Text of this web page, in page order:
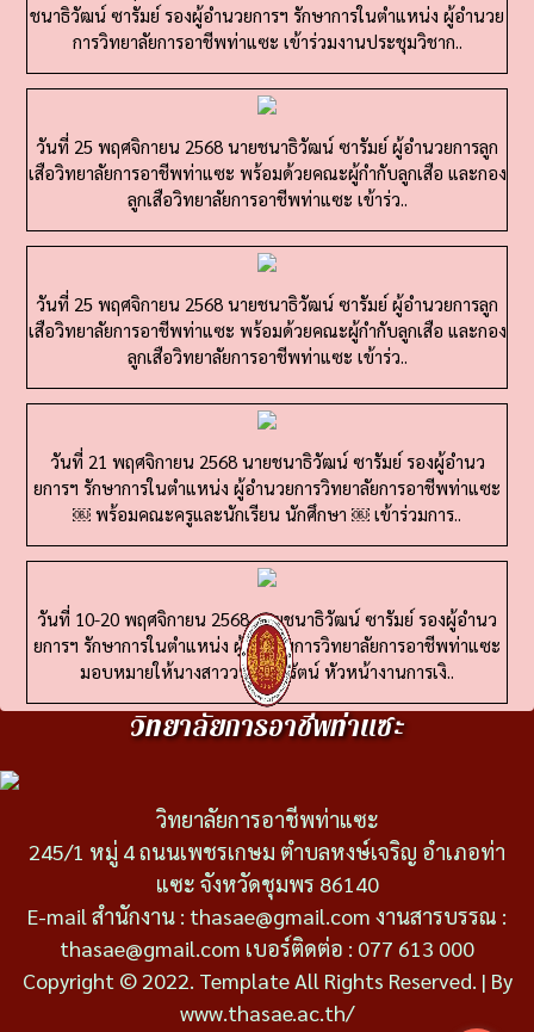
การวิทยาลัยการอาชีพท่าแซะ เข้าร่วมงานประชุมวิชาก..
วันที่ 25 พฤศจิกายน 2568 นายชนาธิวัฒน์ ซารัมย์ ผู้อำนวยการลูก
เสือวิทยาลัยการอาชีพท่าแซะ พร้อมด้วยคณะผู้กำกับลูกเสือ และกอง
ลูกเสือวิทยาลัยการอาชีพท่าแซะ เข้าร่ว..
วันที่ 25 พฤศจิกายน 2568 นายชนาธิวัฒน์ ซารัมย์ ผู้อำนวยการลูก
เสือวิทยาลัยการอาชีพท่าแซะ พร้อมด้วยคณะผู้กำกับลูกเสือ และกอง
ลูกเสือวิทยาลัยการอาชีพท่าแซะ เข้าร่ว..
วันที่ 21 พฤศจิกายน 2568 นายชนาธิวัฒน์ ซารัมย์ รองผู้อำนว
ยการฯ รักษาการในตำแหน่ง ผู้อำนวยการวิทยาลัยการอาชีพท่าแซะ
￼ พร้อมคณะครูและนักเรียน นักศึกษา ￼ เข้าร่วมการ..
วันที่ 10-20 พฤศจิกายน 2568 นายชนาธิวัฒน์ ซารัมย์ รองผู้อำนว
ยการฯ รักษาการในตำแหน่ง ผู้อำนวยการวิทยาลัยการอาชีพท่าแซะ
มอบหมายให้นางสาววารี นารีรัตน์ หัวหน้างานการเงิ..
วิทยาลัยการอาชีพท่าแซะ
245/1 หมู่ 4 ถนนเพชรเกษม ตำบลหงษ์เจริญ อำเภอท่า
แซะ จังหวัดชุมพร 86140
E-mail สำนักงาน : thasae@gmail.com งานสารบรรณ :
thasae@gmail.com เบอร์ติดต่อ : 077 613 000
Copyright © 2022. Template All Rights Reserved. | By
www.thasae.ac.th/